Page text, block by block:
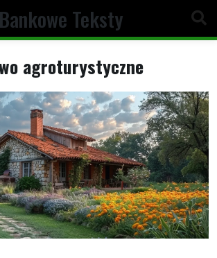
Bankowe Teksty
agroturystyczne